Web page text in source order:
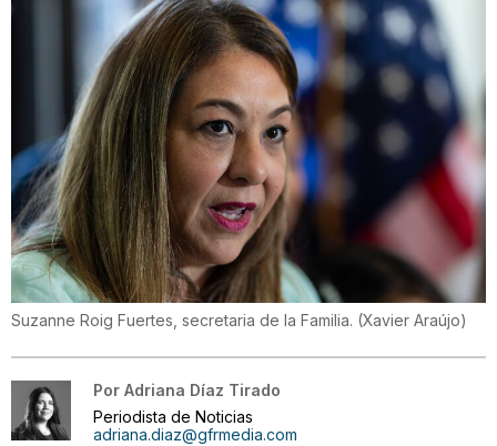
Suzanne Roig Fuertes, secretaria de la Familia. (Xavier Araújo)
Por Adriana Díaz Tirado
Periodista de Noticias
adriana.diaz@gfrmedia.com